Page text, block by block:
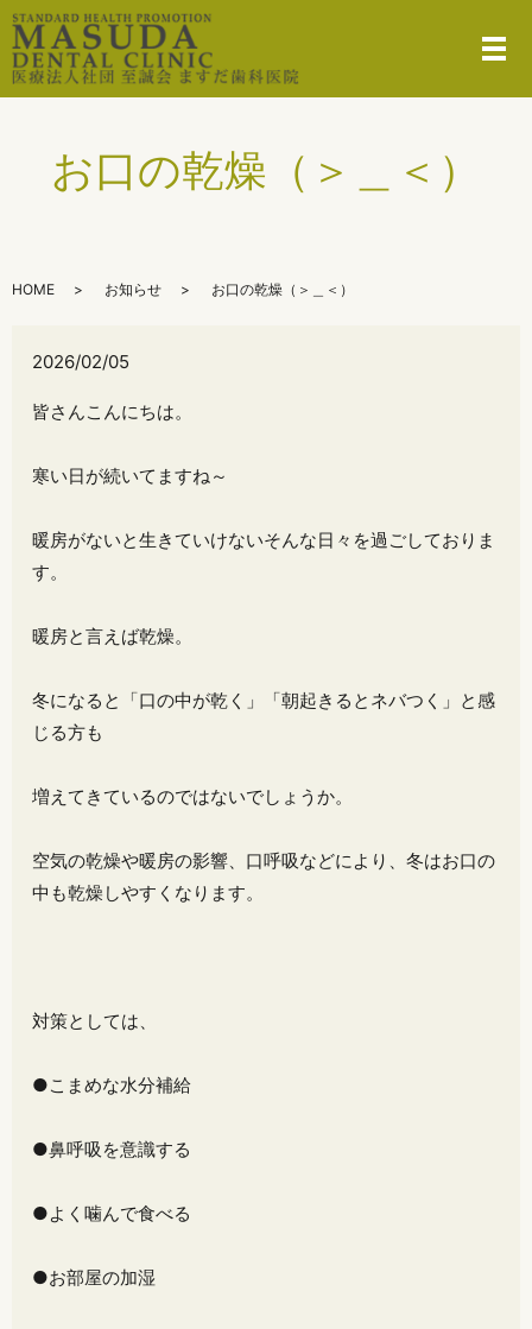
メ
お口の乾燥（＞＿＜）
HOME お知らせ お口の乾燥（＞＿＜）
2026/02/05
皆さんこんにちは。
寒い日が続いてますね～
暖房がないと生きていけないそんな日々を過ごしておりま
す。
暖房と言えば乾燥。
冬になると「口の中が乾く」「朝起きるとネバつく」と感
じる方も
増えてきているのではないでしょうか。
空気の乾燥や暖房の影響、口呼吸などにより、冬はお口の
中も乾燥しやすくなります。
対策としては、
●こまめな水分補給
●鼻呼吸を意識する
●よく噛んで食べる
●お部屋の加湿